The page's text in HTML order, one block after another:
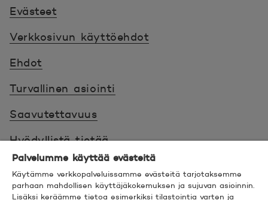
Evästeet
Verkkosivun käyttöehdot
Ehdot
Turvallinen asiointi
Saavutettavuus
Hyödyllistä tietää
© 2026 POP Pankki,
Hevosenkenkä 3, 02600
ESPOO
Palvelumme käyttää evästeitä
Käytämme verkkopalveluissamme evästeitä tarjotaksemme
parhaan mahdollisen käyttäjäkokemuksen ja sujuvan asioinnin.
Lisäksi keräämme tietoa esimerkiksi tilastointia varten ja